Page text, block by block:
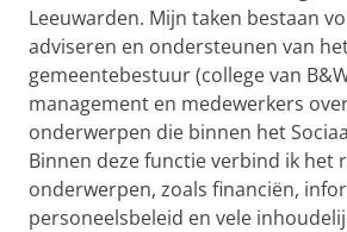
Leeuwarden. Mijn taken bestaan
adviseren en ondersteunen van
gemeentebestuur (college van
management en medewerkers
onderwerpen die binnen het
Binnen deze functie verbind ik het
onderwerpen, zoals financiën,
personeelsbeleid en vele